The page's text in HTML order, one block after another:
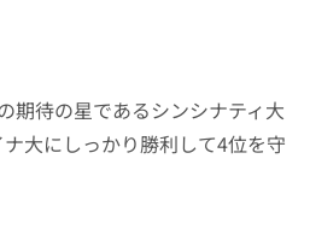
期待の星であるシンシナティ大
大にしっかり勝利して4位を守